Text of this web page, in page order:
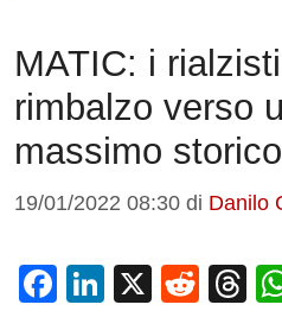
MATIC: i
rimbalzo verso
massimo storico
19/01/2022 08:30 di Danilo
F
Li
X
R
T